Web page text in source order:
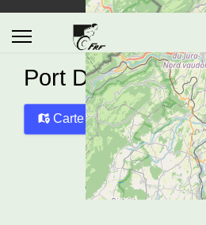
Port Du Petit-Bois
Carte Directions